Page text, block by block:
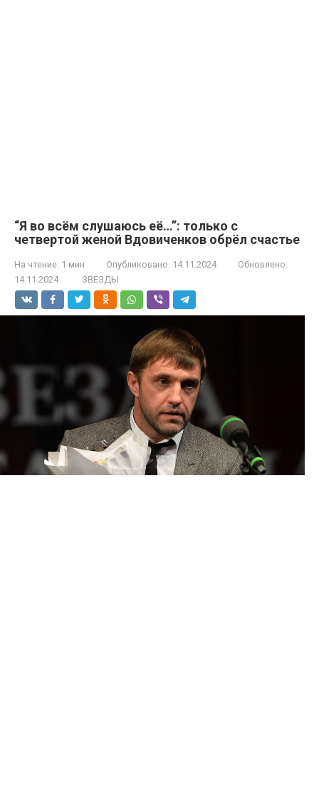
“Я во всём слушаюсь её…”: только с
четвертой женой Вдовиченков обрёл счастье
На чтение: 1 мин Опубликовано: 14.11.2024
Обновлено:
14.11.2024
ЗВЕЗДЫ